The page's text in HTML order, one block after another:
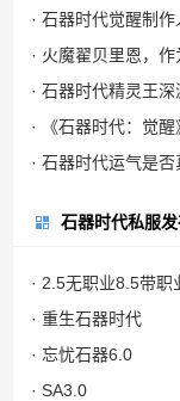
· 石器时代觉醒制
· 石器时代精灵王
· 《石器时代：觉
· 石器时代运气是否
石器时代私服
· 2.5无职业8.5带职
· 重生石器时代
· 忘忧石器6.0
· SA3.0